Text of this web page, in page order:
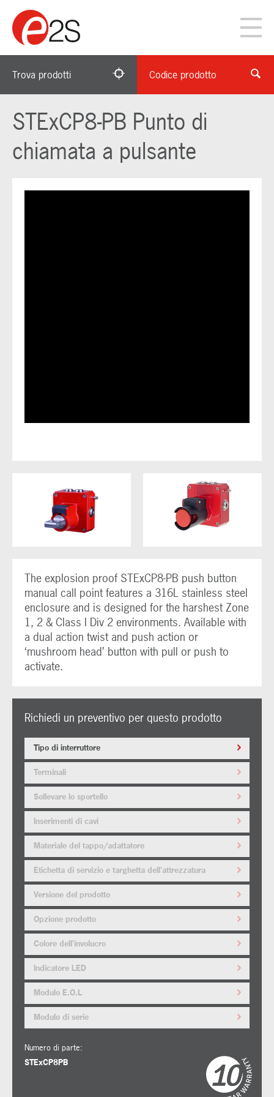
Trova prodotti Codice prodotto
STExCP8-PB Punto di
chiamata a pulsante
The explosion proof STExCP8-PB push button
manual call point features a 316L stainless steel
enclosure and is designed for the harshest Zone
1, 2 & Class I Div 2 environments. Available with
a dual action twist and push action or
‘mushroom head’ button with pull or push to
activate.
Richiedi un preventivo per questo prodotto
Tipo di interruttore
Terminali
Sollevare lo sportello
Inserimenti di cavi
Materiale del tappo/adattatore
Etichetta di servizio e targhetta dell'attrezzatura
Versione del prodotto
Opzione prodotto
Colore dell'involucro
Indicatore LED
Modulo E.O.L
Modulo di serie
Numero di parte:
STExCP8PB